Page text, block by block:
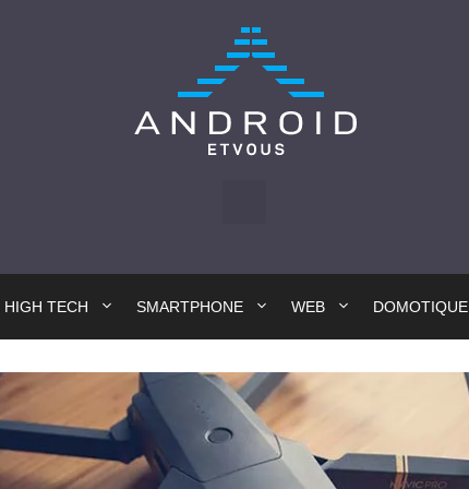
HIGH TECH SMARTPHONE WEB DOMOTIQUE